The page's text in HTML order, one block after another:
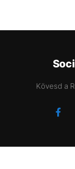
Kövesd a